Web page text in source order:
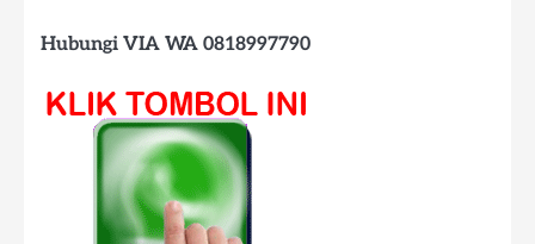
Hubungi VIA WA 0818997790